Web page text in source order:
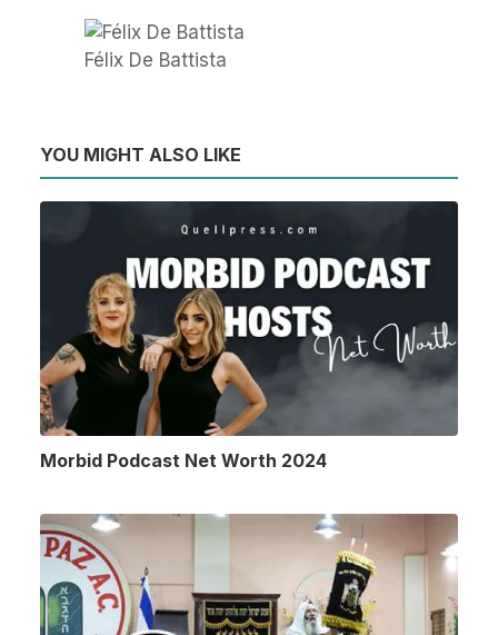
Félix De Battista
YOU MIGHT ALSO LIKE
Morbid Podcast Net Worth 2024